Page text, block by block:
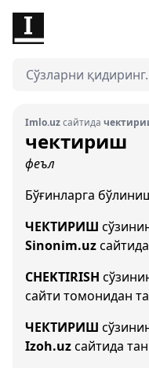
Imlo.uzсайтида
чектириш
феъл
Бўғинларга
ЧЕКТИРИШ
Sinonim.uz
CHEKTIRISH
сайти томонидан
ЧЕКТИРИШ
Izoh.uzсайтида